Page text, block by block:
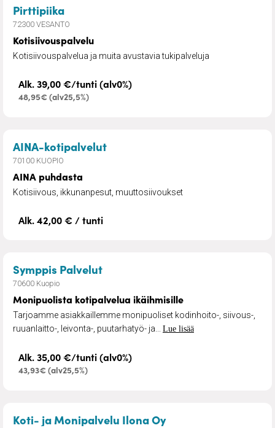
Pirttipiika– Kotisiivouspalvelu
72300 VESANTO
Kotisiivouspalvelu
Kotisiivouspalvelua ja muita avustavia tukipalveluja
Alk. 39,00 €/tunti (alv0%)
48,95€ (alv25,5%)
AINA-kotipalvelut– AINA puhdasta
70100 KUOPIO
AINA puhdasta
Kotisiivous, ikkunanpesut, muuttosiivoukset
Alk. 42,00 € / tunti
Symppis Palvelut– Monipuolista kotipalvelua
70600 Kuopio
Monipuolista kotipalvelua ikäihmisille
Tarjoamme asiakkaillemme monipuoliset kodinhoito-, siivous-,
ruuanlaitto-, leivonta-, puutarhatyö- ja... Lue lisää
Alk. 35,00 €/tunti (alv0%)
43,93€ (alv25,5%)
Koti- ja Monipalvelu Ilona Oy– Siivouspalvelu